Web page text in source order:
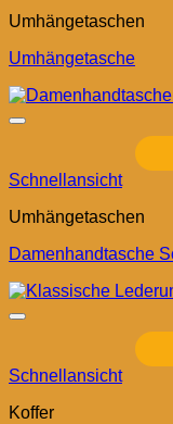
Umhängetaschen
Umhängetasche
Schnellansicht
Umhängetaschen
Damenhandtasche
Schnellansicht
Koffer